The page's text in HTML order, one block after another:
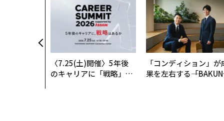
〈7.25(土)開催〉5年後
のキャリアに「戦略」は
「コンディション」が
果を左右する――「BAKUN